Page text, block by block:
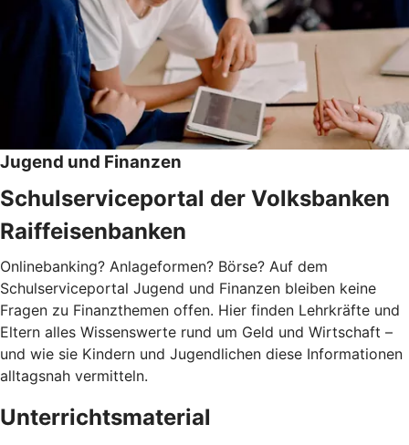
Jugend und Finanzen
Schulserviceportal der Volksbanken
Raiffeisenbanken
Onlinebanking? Anlageformen? Börse? Auf dem
Schulserviceportal Jugend und Finanzen bleiben keine
Fragen zu Finanzthemen offen. Hier finden Lehrkräfte und
Eltern alles Wissenswerte rund um Geld und Wirtschaft –
und wie sie Kindern und Jugendlichen diese Informationen
alltagsnah vermitteln.
Unterrichtsmaterial